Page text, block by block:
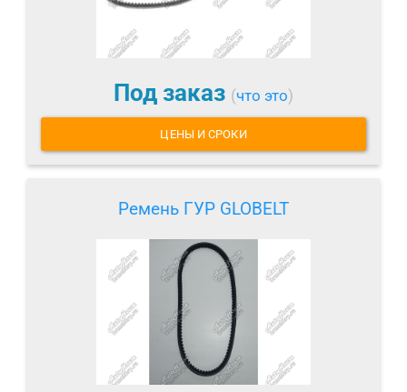
Под заказ (что это)
ЦЕНЫ И СРОКИ
Ремень ГУР GLOBELT